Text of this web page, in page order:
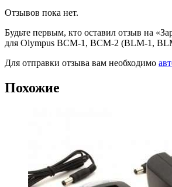
Отзывов пока нет.
Будьте первым, кто оставил отзыв на
для Olympus BCM-1, BCM-2 (BLM-1,
Для отправки отзыва вам необходимо
Похожие